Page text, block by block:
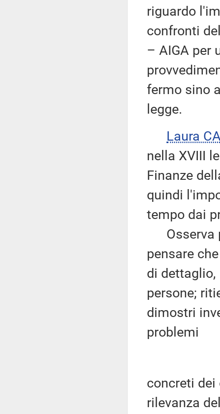
riguardo
confronti
– AIGA per
fermo sino
legge.
Laura
nella XVIII
Finanze
quindi
tempo dai
Osserva
pensare
di
persone;
dimostri
problemi
concreti
rilevanza